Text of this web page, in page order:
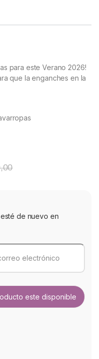
para este Verano 2026!
que la enganches en la
de nuevo en